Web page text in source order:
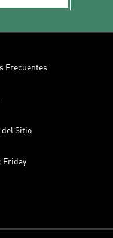
Frecuentes
del Sitio
Friday